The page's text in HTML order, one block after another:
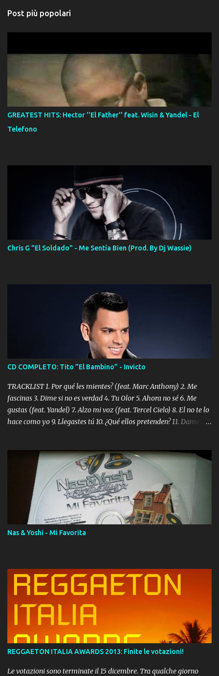
Post più popolari
GREATEST HITS: Hector ''El Father'' feat. Wisin & Yandel - El
Telefono
Chris G "El Soldado" - Me Sentía Bien (Prod. By Dj Wassie)
CD COMPLETO: Tito ”El Bambino” - Invicto
TRACKLIST 1. Por qué les mientes? (feat. Marc Anthony) 2. Me
fascinas 3. Dime si no es verdad 4. Tu Olor 5. Ahora no sé 6. Me
gustas (feat. Yandel) 7. Alzo mi voz (feat. Tercel Cielo) 8. El no te lo
hace como yo 9. Llegastes tú 10. ¿Qué ellos pretenden? 11. Dame la
Digital Booklet – Invicto ----------------------------- Nota:
Album proposto al massimo della qualità in formato iTunes Plus
AAC M4A; comprato su iTunes e a disposizione vostra per il
download. REGGAETON ITALIA Nosotros Somos Los Del
Momento!
Nas & Yoshi - Mi Favorita
REGGAETON ITALIA AWARDS 2013: Finite le votazioni!
Le votazioni sono terminate il 15 dicembre. Tra qualche giorno